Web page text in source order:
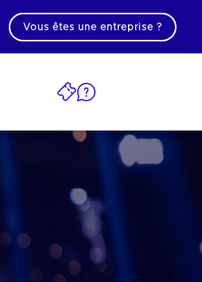
Vous êtes une entreprise ?